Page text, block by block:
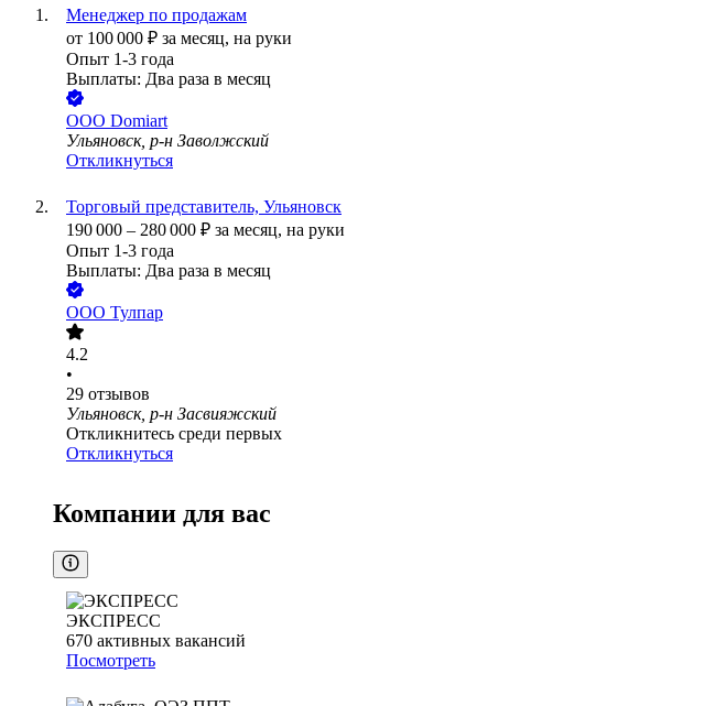
Менеджер по продажам
от 100 000 ₽ за месяц, на руки
Опыт 1-3 года
Выплаты: Два раза в месяц
ООО Domiart
Ульяновск, р-н Заволжский
Откликнуться
Торговый представитель, Ульяновск
190 000 – 280 000 ₽ за месяц, на руки
Опыт 1-3 года
Выплаты: Два раза в месяц
ООО Тулпар
4.2
•
29 отзывов
Ульяновск, р-н Засвияжский
Откликнитесь среди первых
Откликнуться
Компании для вас
ЭКСПРЕСС
670 активных вакансий
Посмотреть